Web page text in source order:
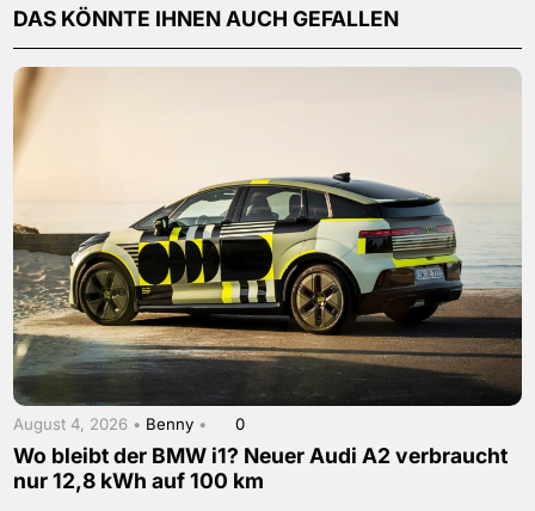
DAS KÖNNTE IHNEN AUCH GEFALLEN
August 4, 2026 • Benny • 0
Wo bleibt der BMW i1? Neuer Audi A2 verbraucht
nur 12,8 kWh auf 100 km